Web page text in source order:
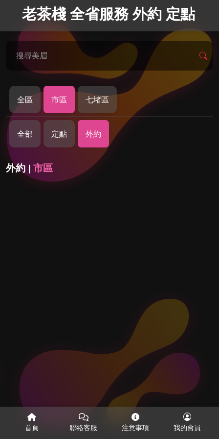
老茶棧 全省服務 外約 定點
搜尋美眉
全區 市區 七堵區
全部 定點 外約
外約 | 市區
首頁 聯絡客服 注意事項 我的會員